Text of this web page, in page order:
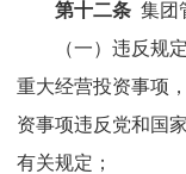
第十二条 集团
（一）违反规
重大经营投资事项
资事项违反党和国
有关规定；